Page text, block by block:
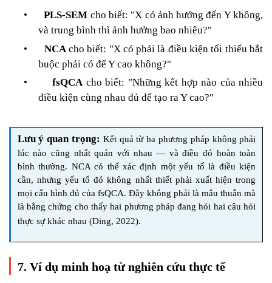
•
PLS-SEM cho biết: "X có ảnh hưởng đến Y không,
và trung bình thì ảnh hưởng bao nhiêu?"
•
NCA cho biết: "X có phải là điều kiện tối thiểu bắt
buộc phải có để Y cao không?"
•
fsQCAcho biết: "Những kết hợp nào của nhiều
điều kiện cùng nhau đủ để tạo ra Y cao?"
Lưu ý quan trọng: Kết quả từ ba phương pháp không phải
lúc nào cũng nhất quán với nhau — và điều đó hoàn toàn
bình thường. NCA có thể xác định một yếu tố là điều kiện
cần, nhưng yếu tố đó không nhất thiết phải xuất hiện trong
mọi cấu hình đủ của fsQCA. Đây không phải là mâu thuẫn mà
là bằng chứng cho thấy hai phương pháp đang hỏi hai câu hỏi
thực sự khác nhau (Ding, 2022).
7. Ví dụ minh hoạ từ nghiên cứu thực tế